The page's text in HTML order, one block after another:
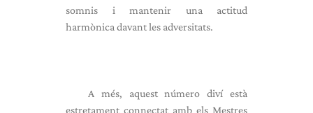
somnis i mantenir una actitud
harmònica davant les adversitats.
A més, aquest número diví està
estretament connectat amb els Mestres